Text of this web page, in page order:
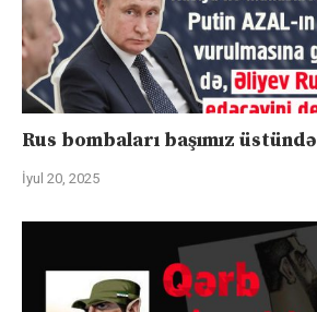
Rus bombaları başımız üstündə
İyul 20, 2025